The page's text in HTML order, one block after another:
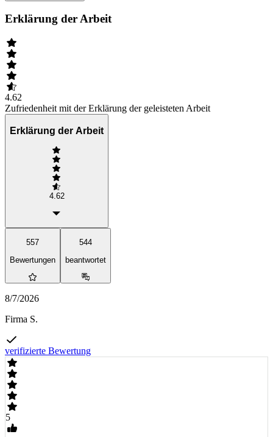
Erklärung der Arbeit
4.62
Zufriedenheit mit der Erklärung der geleisteten Arbeit
Erklärung der Arbeit
4.62
557
Bewertungen
544
beantwortet
8/7/2026
Firma S.
verifizierte Bewertung
5